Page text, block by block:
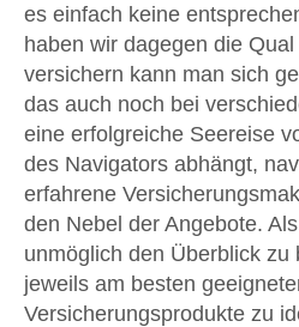
es einfach keine
haben wir dagegen die
versichern kann man sich
das auch noch bei
eine erfolgreiche Seereise
des Navigators abhängt,
erfahrene
den Nebel der Angebote.
unmöglich den Überblick zu
jeweils am besten
Versicherungsprodukte zu